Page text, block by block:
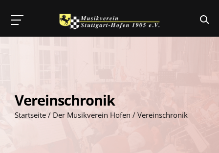
Vereinschronik
Startseite / Der Musikverein Hofen / Vereinschronik